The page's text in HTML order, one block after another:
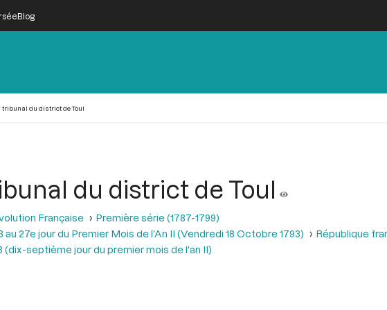
Blog
tribunal du district de Toul
du district de Toul
Française
Première série (1787-1799)
au 27e jour du Premier Mois de l'An II (Vendredi 18 Octobre 1793)
République
(dix-septième jour du premier mois de l'an II)